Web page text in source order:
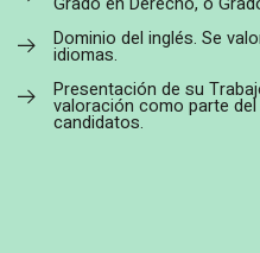
Dominio del inglés. Se
idiomas.
Presentación de su
valoración como parte
candidatos.
*Campos obligatorios